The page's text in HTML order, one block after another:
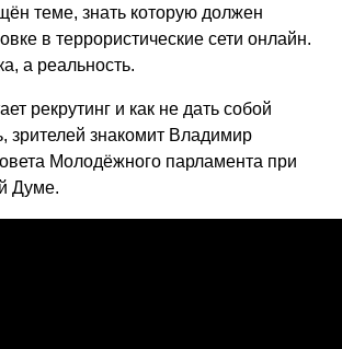
теме, знать которую должен
в террористические сети онлайн.
а реальность.
рекрутинг и как не дать собой
зрителей знакомит Владимир
Молодёжного парламента при
Думе.